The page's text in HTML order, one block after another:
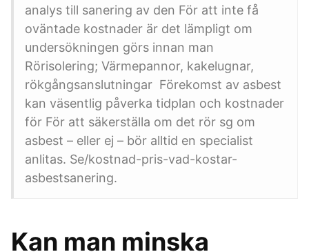
analys till sanering av den För att inte få
oväntade kostnader är det lämpligt om
undersökningen görs innan man
Rörisolering; Värmepannor, kakelugnar,
rökgångsanslutningar Förekomst av asbest
kan väsentlig påverka tidplan och kostnader
för För att säkerställa om det rör sg om
asbest – eller ej – bör alltid en specialist
anlitas. Se/kostnad-pris-vad-kostar-
asbestsanering.
Kan man minska